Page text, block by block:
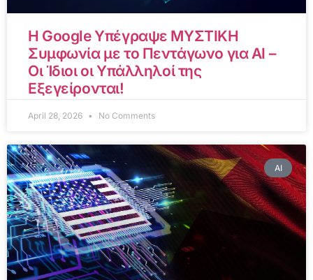
Η Google Υπέγραψε ΜΥΣΤΙΚΗ
Συμφωνία με το Πεντάγωνο για AI –
Οι Ίδιοι οι Υπάλληλοί της
Εξεγείρονται!
April 28, 2026 No Comments
AI